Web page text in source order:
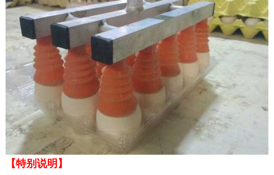
【特别说明】